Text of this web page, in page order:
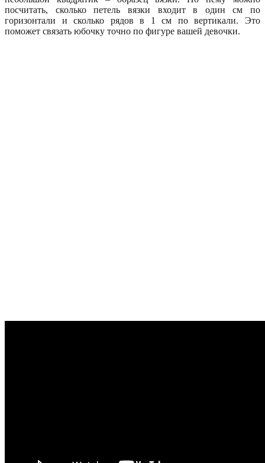
посчитать, сколько петель вязки входит в один см по
горизонтали и сколько рядов в 1 см по вертикали. Это
поможет связать юбочку точно по фигуре вашей девочки.